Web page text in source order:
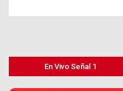
En Vivo Señal 1